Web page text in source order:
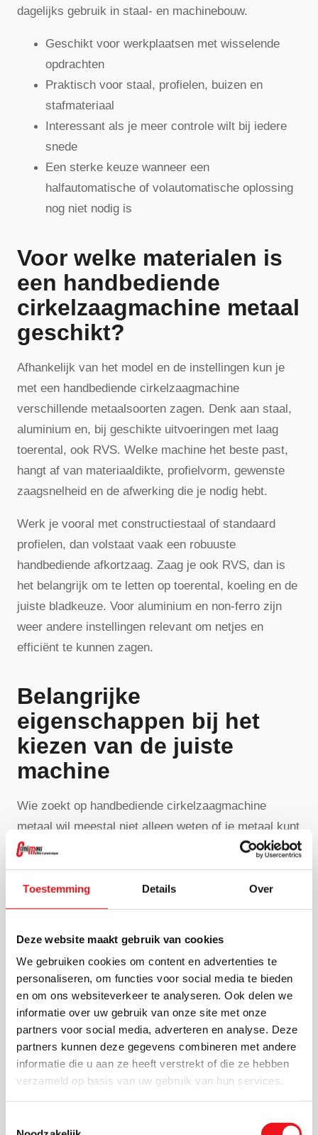
Toestemming Details Over
Deze website maakt gebruik van cookies
We gebruiken cookies om content en advertenties te
personaliseren, om functies voor social media te bieden
en om ons websiteverkeer te analyseren. Ook delen we
informatie over uw gebruik van onze site met onze
partners voor social media, adverteren en analyse. Deze
partners kunnen deze gegevens combineren met andere
informatie die u aan ze heeft verstrekt of die ze hebben
verzameld op basis van uw gebruik van hun services.
dagelijks gebruik in staal- en machinebouw.
Geschikt voor werkplaatsen met wisselende
opdrachten
Praktisch voor staal, profielen, buizen en
stafmateriaal
Interessant als je meer controle wilt bij iedere
snede
Een sterke keuze wanneer een
halfautomatische of volautomatische oplossing
nog niet nodig is
Voor welke materialen is
een handbediende
cirkelzaagmachine metaal
geschikt?
Afhankelijk van het model en de instellingen kun je
met een handbediende cirkelzaagmachine
verschillende metaalsoorten zagen. Denk aan staal,
aluminium en, bij geschikte uitvoeringen met laag
toerental, ook RVS. Welke machine het beste past,
hangt af van materiaaldikte, profielvorm, gewenste
zaagsnelheid en de afwerking die je nodig hebt.
Werk je vooral met constructiestaal of standaard
profielen, dan volstaat vaak een robuuste
handbediende afkortzaag. Zaag je ook RVS, dan is
het belangrijk om te letten op toerental, koeling en de
juiste bladkeuze. Voor aluminium en non-ferro zijn
weer andere instellingen relevant om netjes en
efficiënt te kunnen zagen.
Belangrijke
eigenschappen bij het
kiezen van de juiste
machine
Wie zoekt op handbediende cirkelzaagmachine
metaal wil meestal niet alleen weten of je metaal kunt
zagen met een cirkelzaag, maar vooral welke
machine in de praktijk het beste werkt. Dan tellen
niet alleen de basisgegevens, maar juist de
eigenschappen die bepalen hoe prettig, veilig en
Handmatige of zelfcentrerende klem
Een goede klemming is essentieel voor een strakke,
herhaalbare zaagsnede. Bij verschillende modellen
van Huvema vind je een handmatige of centrerende
klem, en bij zwaardere uitvoeringen ook een
zelfcentrerende klem. Dat helpt om materiaal stabiel
repeterend werk.